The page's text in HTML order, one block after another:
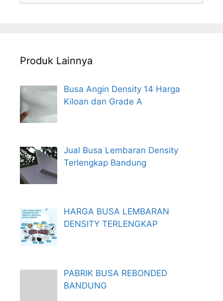
Produk Lainnya
Busa Angin Density 14 Harga
Kiloan dan Grade A
Jual Busa Lembaran Density
Terlengkap Bandung
HARGA BUSA LEMBARAN
DENSITY TERLENGKAP
PABRIK BUSA REBONDED
BANDUNG